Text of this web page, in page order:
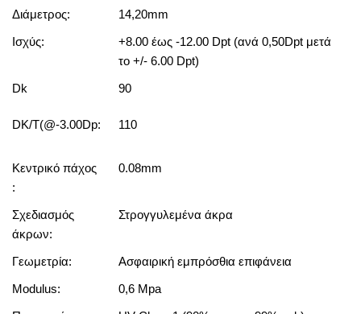
Διάμετρος:
14,20mm
Ισχύς:
+8.00 έως -12.00 Dpt (ανά 0,50Dpt μετά
το +/- 6.00 Dpt)
Dk
DK/T(@-3.00Dp:
90
110
Κεντρικό πάχος
:
0.08mm
Σχεδιασμός
άκρων:
Στρογγυλεμένα άκρα
Γεωμετρία:
Ασφαιρική εμπρόσθια επιφάνεια
Modulus:
0,6 Μpa